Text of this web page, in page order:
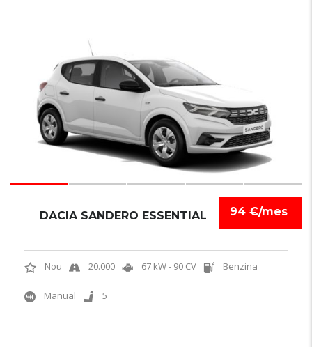
94 €/mes
DACIA SANDERO ESSENTIAL
Nou 20.000 67 kW - 90 CV Benzina
Manual 5